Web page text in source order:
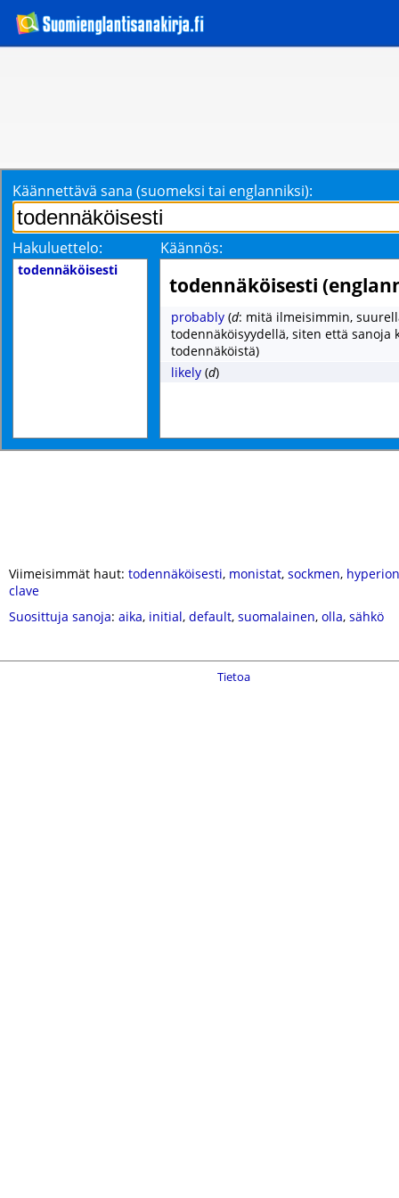
Käännettävä sana (suomeksi tai englanniksi):
Hakuluettelo: Käännös:
todennäköisesti
todennäköisesti
probably (d: mitä ilmeisimmin,
todennäköisyydellä, siten että sanoja
todennäköistä)
likely (d)
Viimeisimmät haut: todennäköisesti, monistat, sockmen,
clave
Suosittuja sanoja: aika, initial, default, suomalainen, olla, sähkö
Tietoa